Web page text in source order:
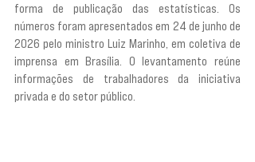
forma de publicação das estatísticas. Os
números foram apresentados em 24 de junho de
2026 pelo ministro Luiz Marinho, em coletiva de
imprensa em Brasília. O levantamento reúne
informações de trabalhadores da iniciativa
privada e do setor público.